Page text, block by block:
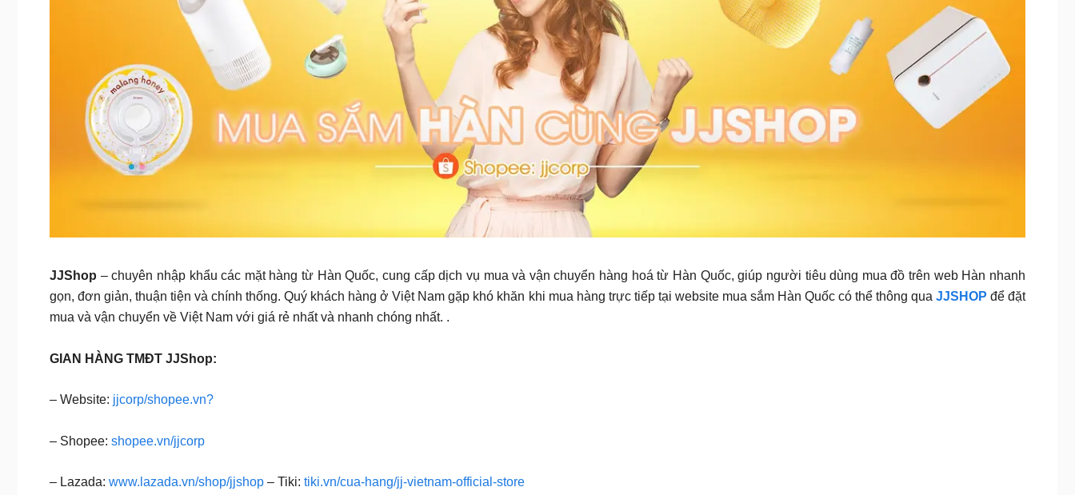
JJShop – chuyên nhập khẩu các mặt hàng từ Hàn Quốc, cung cấp dịch vụ mua và vận chuyển hàng hoá từ Hàn Quốc, giúp người tiêu dùng mua đồ trên web Hàn nhanh
gọn, đơn giản, thuận tiện và chính thống. Quý khách hàng ở Việt Nam gặp khó khăn khi mua hàng trực tiếp tại website mua sắm Hàn Quốc có thể thông qua JJSHOP để đặt
mua và vận chuyển về Việt Nam với giá rẻ nhất và nhanh chóng nhất. .
GIAN HÀNG TMĐT JJShop:
– Website: jjcorp/shopee.vn?
– Shopee: shopee.vn/jjcorp
– Lazada: www.lazada.vn/shop/jjshop – Tiki: tiki.vn/cua-hang/jj-vietnam-official-store